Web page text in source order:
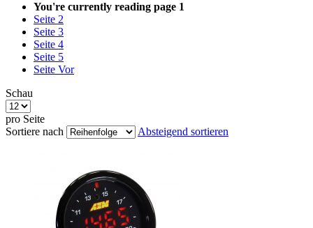
You're currently reading page 1
Seite 2
Seite 3
Seite 4
Seite 5
Seite Vor
Schau
pro Seite
Sortiere nach
Absteigend sortieren